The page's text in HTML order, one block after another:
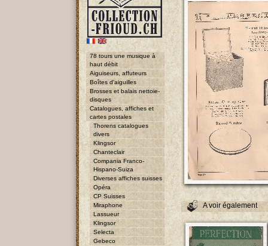
78 tours une musique à
haut débit
Aiguiseurs, affuteurs
Boîtes d'aiguilles
Brosses et balais nettoie-
disques
Catalogues, affiches et
cartes postales
Thorens catalogues
divers
Klingsor
Chanteclair
Compania Franco-
Hispano-Suiza
Diverses affiches suisses
Opéra
CP Suisses
Miraphone
Lassueur
Klingsor
Selecta
Gebeco
A voir également